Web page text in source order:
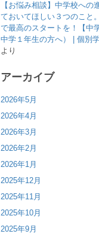
【お悩み相談】中学校への
ておいてほしい３つのこと。
で最高のスタートを！【中
中学１年生の方へ） | 個別
より
アーカイブ
2026年5月
2026年4月
2026年3月
2026年2月
2026年1月
2025年12月
2025年11月
2025年10月
2025年9月